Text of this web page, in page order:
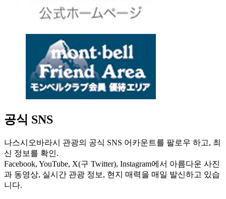
공식 SNS
나스시오바라시 관광의 공식 SNS 어카운트를 팔로우 하고, 최
신 정보를 확인.
Facebook, YouTube, X(구 Twitter), Instagram에서 아름다운 사진
과 동영상, 실시간 관광 정보, 현지 매력을 매일 발신하고 있습
니다.